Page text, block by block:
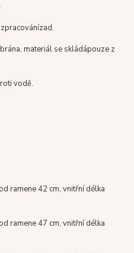
zad.
,materiál se skládápouze z
vodě.
ramene 42 cm, vnitřní délka
ramene 47 cm, vnitřní délka